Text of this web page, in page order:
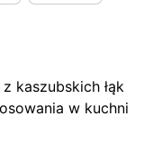
kaszubskich łąk
w kuchni